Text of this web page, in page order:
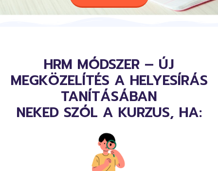
HRM MÓDSZER – ÚJ
MEGKÖZELÍTÉS A HELYESÍRÁS
TANÍTÁSÁBAN
NEKED SZÓL A KURZUS, HA: